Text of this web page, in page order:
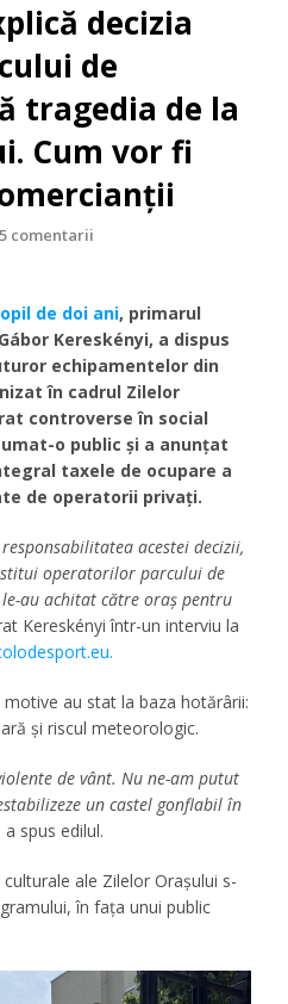
decizia
de
tragedia de la
Cum vor fi
5 comentarii
de doi ani, primarul
Kereskényi, a dispus
echipamentelor din
în cadrul Zilelor
controverse în social
o public și a anunțat
taxele de ocupare a
de operatorii privați.
acestei decizii,
operatorilor parcului de
au achitat către oraș pentru
Kereskényi într-un interviu la
au stat la baza hotărârii:
și riscul meteorologic.
de vânt. Nu ne-am putut
un castel gonflabil în
a spus edilul.
ale Zilelor Orașului s-
în fața unui public